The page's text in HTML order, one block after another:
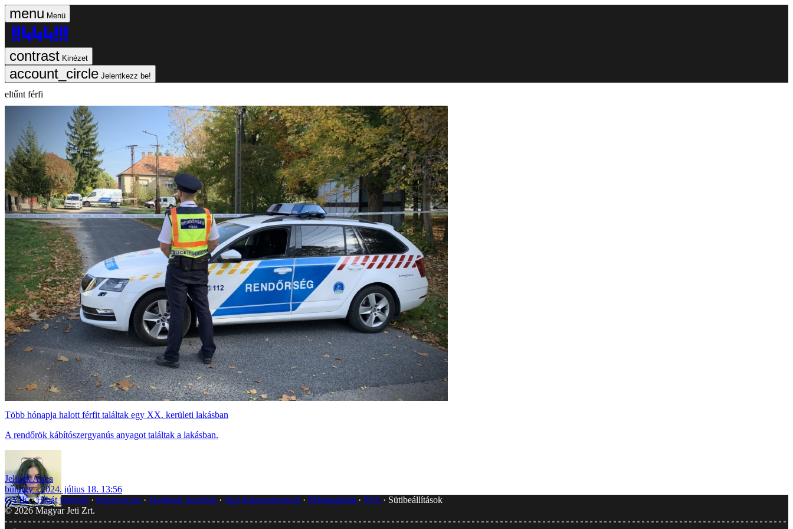
Menü
Kinézet
Jelentkezz be!
eltűnt férfi
Több hónapja halott férfit találtak egy XX. kerületi lakásban
A rendőrök kábítószergyanús anyagot találtak a lakásban.
Jelinek Anna
bűnügy
2024. július 18. 13:56
GYIK Hibát jelentek Impresszum Javítások kezelése Jogi dokumentumok Médiaajánlat RSS
Sütibeállítások
© 2026 Magyar Jeti Zrt.